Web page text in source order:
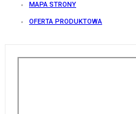
MAPA STRONY
OFERTA PRODUKTOWA